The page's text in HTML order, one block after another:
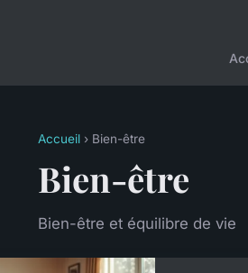
Accueil › Bien-être
Bien-être
Bien-être et équilibre de vie